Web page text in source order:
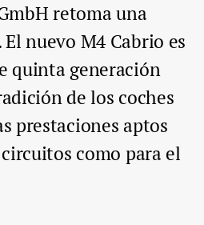
retoma una
nuevo M4 Cabrio es
quinta generación
de los coches
prestaciones aptos
como para el